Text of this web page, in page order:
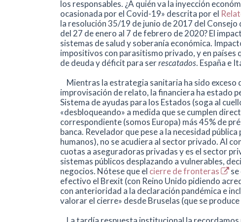
los responsables. ¿A quién va la inyección
ocasionada por el Covid-19» descrita por el
la resolución 35/19 de junio de 2017 del
del 27 de enero al 7 de febrero de 2020? El
sistemas de salud y soberanía económica.
impositivos con parasitismo privado, y en países
de deuda y déficit para serrescatados. España e
Mientras la estrategia sanitaria ha sido
improvisación de relato, la financiera ha estado
Sistema de ayudas para los Estados (soga al
«desbloqueando» a medida que se cumplen
correspondiente (somos Europa) más 45% de
banca. Revelador que pese a la necesidad
humanos), no se acudiera al sector privado. Al
cuotas a aseguradoras privadas y es el sector
sistemas públicos desplazando a vulnerables,
negocios. Nótese que el cierre de fronteras
efectivo el Brexit (con Reino Unido pidiendo
con anterioridad a la declaración pandémica e
valorar el cierre» desde Bruselas (que se